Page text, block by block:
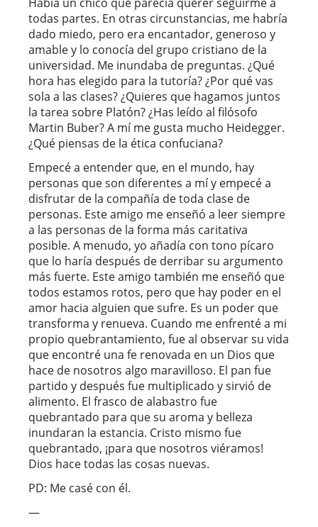
todas partes. En otras circunstancias, me habría
dado miedo, pero era encantador, generoso y
amable y lo conocía del grupo cristiano de la
universidad. Me inundaba de preguntas. ¿Qué
hora has elegido para la tutoría? ¿Por qué vas
sola a las clases? ¿Quieres que hagamos juntos
la tarea sobre Platón? ¿Has leído al filósofo
Martin Buber? A mí me gusta mucho Heidegger.
¿Qué piensas de la ética confuciana?
Empecé a entender que, en el mundo, hay
personas que son diferentes a mí y empecé a
disfrutar de la compañía de toda clase de
personas. Este amigo me enseñó a leer siempre
a las personas de la forma más caritativa
posible. A menudo, yo añadía con tono pícaro
que lo haría después de derribar su argumento
más fuerte. Este amigo también me enseñó que
todos estamos rotos, pero que hay poder en el
amor hacia alguien que sufre. Es un poder que
transforma y renueva. Cuando me enfrenté a mi
propio quebrantamiento, fue al observar su vida
que encontré una fe renovada en un Dios que
hace de nosotros algo maravilloso. El pan fue
partido y después fue multiplicado y sirvió de
alimento. El frasco de alabastro fue
quebrantado para que su aroma y belleza
inundaran la estancia. Cristo mismo fue
quebrantado, ¡para que nosotros viéramos!
Dios hace todas las cosas nuevas.
PD: Me casé con él.
—